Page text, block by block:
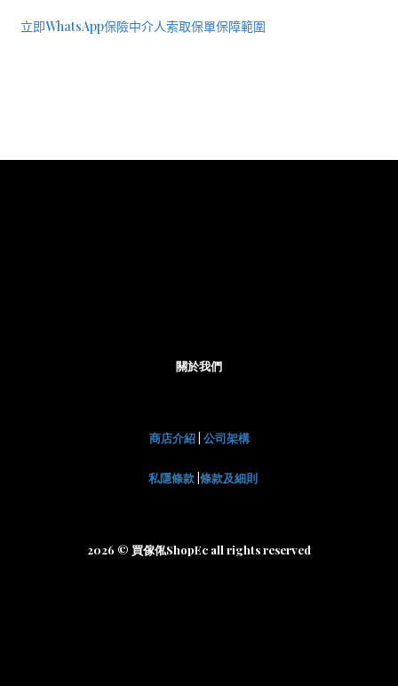
立即WhatsApp保險中介人索取保單保障範圍
關於我們
商店介紹| 公司架構
私隱條款 條款及細則
2026 © 買傢俬ShopEc all rights reserved